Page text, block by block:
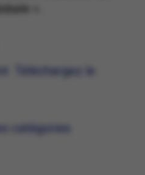
».
Téléchargez le
catégories